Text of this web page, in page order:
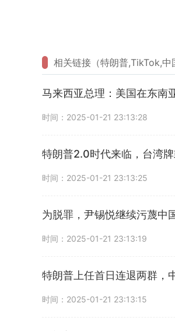
相关链接（特朗普,TikTok,中
马来西亚总理：美国在东南
时间：2025-01-21 23:13:28
特朗普2.0时代来临，台湾
时间：2025-01-21 23:13:25
为脱罪，尹锡悦继续污蔑中
时间：2025-01-21 23:13:19
特朗普上任首日连退两群，
时间：2025-01-21 23:13:15